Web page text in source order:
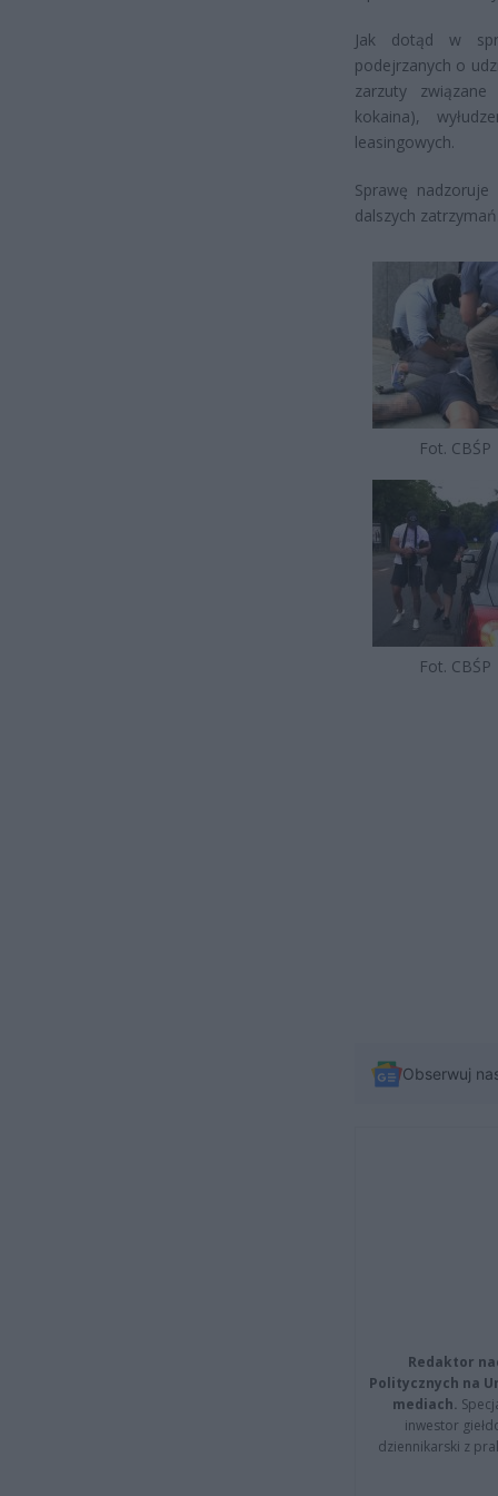
Jak dotąd w
podejrzanych o
zarzuty
kokaina),
leasingowych.
Sprawę
dalszych
Fot. CBŚP
Fot. CBŚP
Obserwuj
Redaktor
Politycznych na
mediach.
inwestor
dziennikarski z